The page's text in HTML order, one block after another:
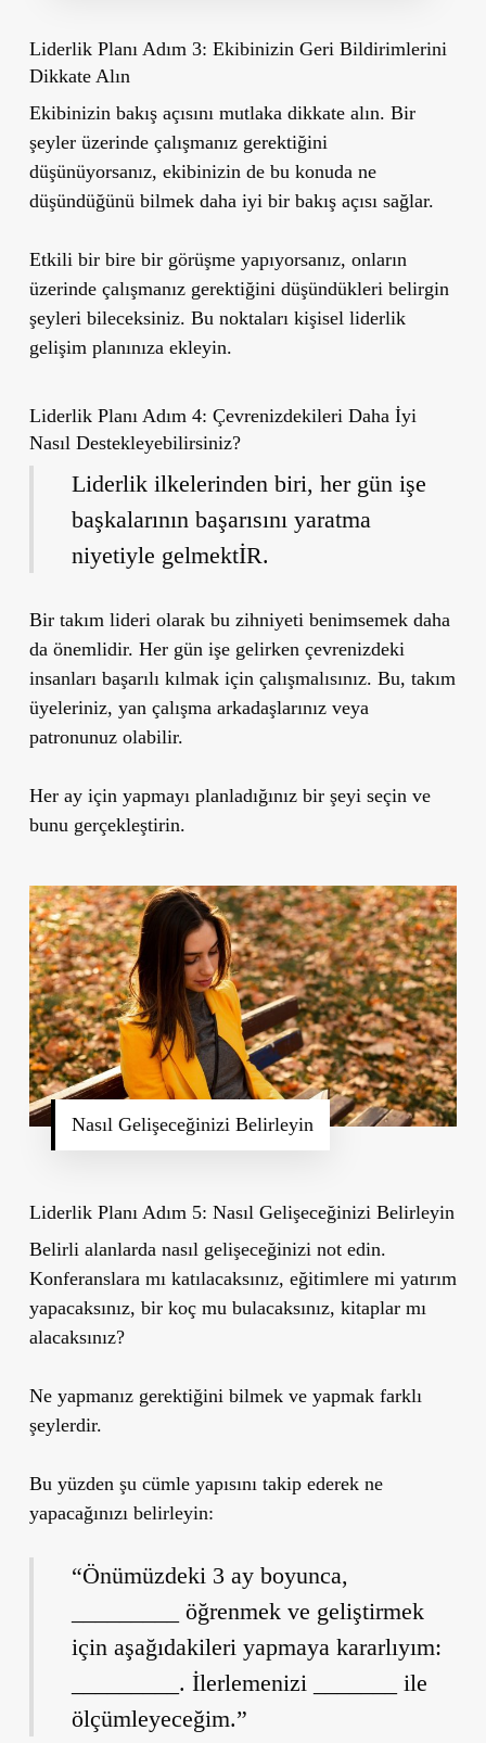
Liderlik Planı Adım 3: Ekibinizin Geri Bildirimlerini
Dikkate Alın
Ekibinizin bakış açısını mutlaka dikkate alın. Bir
şeyler üzerinde çalışmanız gerektiğini
düşünüyorsanız, ekibinizin de bu konuda ne
düşündüğünü bilmek daha iyi bir bakış açısı sağlar.
Etkili bir bire bir görüşme yapıyorsanız, onların
üzerinde çalışmanız gerektiğini düşündükleri belirgin
şeyleri bileceksiniz. Bu noktaları kişisel liderlik
gelişim planınıza ekleyin.
Liderlik Planı Adım 4: Çevrenizdekileri Daha İyi
Nasıl Destekleyebilirsiniz?
Liderlik ilkelerinden biri, her gün işe
başkalarının başarısını yaratma
niyetiyle gelmektİR.
Bir takım lideri olarak bu zihniyeti benimsemek daha
da önemlidir. Her gün işe gelirken çevrenizdeki
insanları başarılı kılmak için çalışmalısınız. Bu, takım
üyeleriniz, yan çalışma arkadaşlarınız veya
patronunuz olabilir.
Her ay için yapmayı planladığınız bir şeyi seçin ve
bunu gerçekleştirin.
Nasıl Gelişeceğinizi Belirleyin
Liderlik Planı Adım 5: Nasıl Gelişeceğinizi Belirleyin
Belirli alanlarda nasıl gelişeceğinizi not edin.
Konferanslara mı katılacaksınız, eğitimlere mi yatırım
yapacaksınız, bir koç mu bulacaksınız, kitaplar mı
alacaksınız?
Ne yapmanız gerektiğini bilmek ve yapmak farklı
şeylerdir.
Bu yüzden şu cümle yapısını takip ederek ne
yapacağınızı belirleyin:
“Önümüzdeki 3 ay boyunca,
_________ öğrenmek ve geliştirmek
için aşağıdakileri yapmaya kararlıyım:
_________. İlerlemenizi _______ ile
ölçümleyeceğim.”